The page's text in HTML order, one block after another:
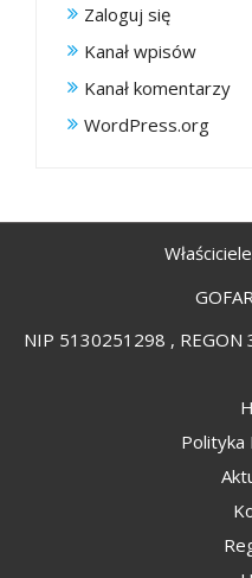
Zaloguj się
Kanał wpisów
Kanał komentarzy
WordPress.org
NIP 5130251298 ,
Polityka